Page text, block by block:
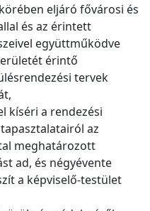
eljáró fővárosi és
és az érintett
együttműködve
érintő
tervek
kíséri a rendezési
az
meghatározott
ad, és négyévente
a képviselő-testület